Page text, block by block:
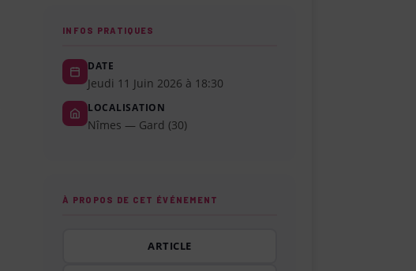
INFOS PRATIQUES
DATE
Jeudi 11 Juin 2026 à 18:30
LOCALISATION
Nîmes — Gard (30)
À PROPOS DE CET ÉVÉNEMENT
ARTICLE